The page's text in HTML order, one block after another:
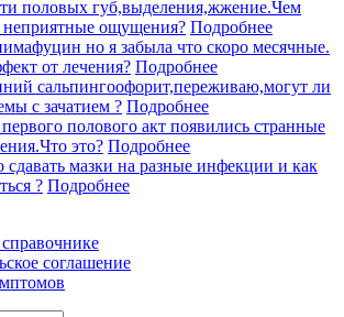
половых губ,выделения,жжение.Чем
ощущения? Подробнее
но я забыла что скоро месячные.
от лечения? Подробнее
сальпингоофорит,переживаю,могут ли
с зачатием ? Подробнее
полового акт появились странные
это? Подробнее
сдавать мазки на разные инфекции и как
? Подробнее
соглашение